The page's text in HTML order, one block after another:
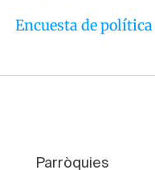
Encuesta de
Parròquies